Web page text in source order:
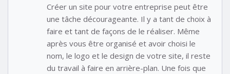
Créer un site pour votre entreprise peut être
une tâche décourageante. Il y a tant de choix à
faire et tant de façons de le réaliser. Même
après vous être organisé et avoir choisi le
nom, le logo et le design de votre site, il reste
du travail à faire en arrière-plan. Une fois que